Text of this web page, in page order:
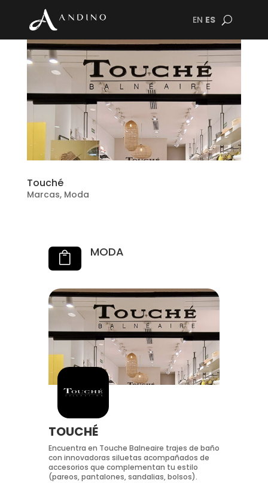
EN ES
Touché
Marcas, Moda
 MODA
TOUCHÉ
Encuentra en Touche Balneaire trajes de baño
con innovadoras siluetas acompañados de
accesorios que complementan tu estilo
(pareos, pantalones, sandalias, bolsos).